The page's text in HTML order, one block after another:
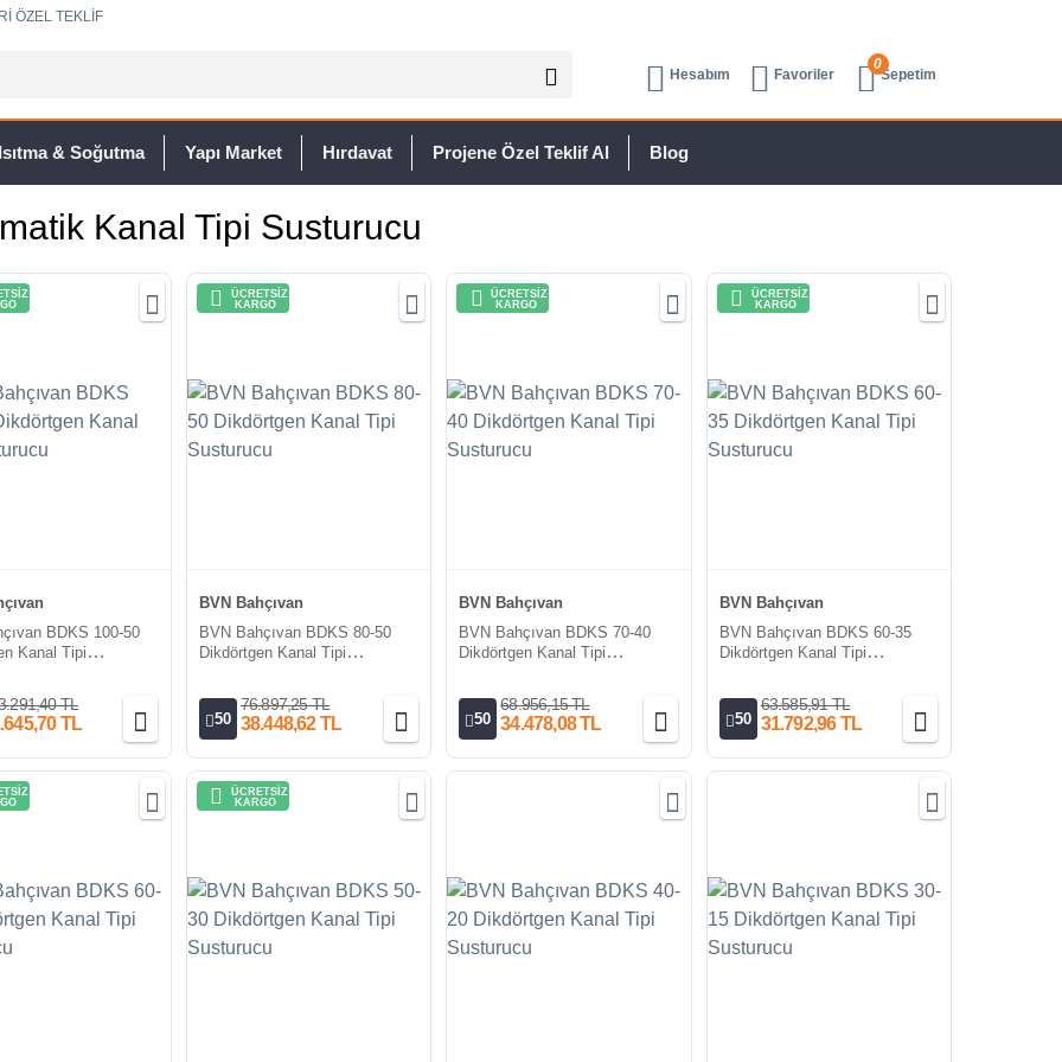
ÖZEL TEKLİF
Hesabım Favoriler
0
Sepetim
& Soğutma Yapı Market Hırdavat Projene Özel Teklif Al Blog
Kanal Tipi Susturucu
BDKS 100-50
Kanal Tipi
TL
TL
ÜCRETSİZ
KARGO
BVN Bahçıvan
BVN Bahçıvan BDKS 80-50
Dikdörtgen Kanal Tipi
50
76.897,25 TL
38.448,62 TL
ÜCRETSİZ
KARGO
BVN Bahçıvan
BVN Bahçıvan BDKS 70-40
Dikdörtgen Kanal Tipi
50
68.956,15 TL
34.478,08 TL
ÜCRETSİZ
KARGO
BVN Bahçıvan
BVN Bahçıvan BDKS 60-35
Dikdörtgen Kanal Tipi
50
63.585,91 TL
31.792,96 TL
ÜCRETSİZ
KARGO